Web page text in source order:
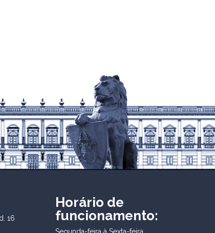
16
Horário de
funcionamento: